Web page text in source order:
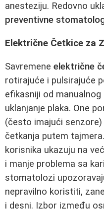
anesteziju. Redovno
preventivne
Električne Četkice za
Savremene električne
rotirajuće i pulsirajuće
efikasniji od
uklanjanje plaka. One
(često imajući
četkanja putem
korisnika ukazuju na
i manje problema sa
stomatolozi
nepravilno koristiti,
i desni. Izbor između